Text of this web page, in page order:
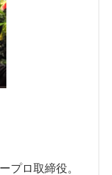
プロ取締役。